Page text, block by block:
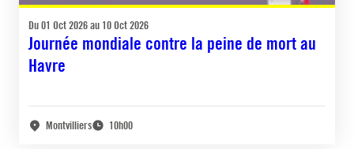
Du 01 Oct 2026 au 10 Oct 2026
Journée mondiale contre la peine de mort au
Havre
Montvilliers 10h00